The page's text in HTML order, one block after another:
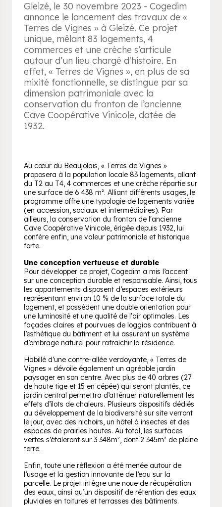
Gleizé, le 30 novembre 2023 - Cogedim
annonce le lancement des travaux de «
Terres de Vignes » à Gleizé. Ce projet
unique, mêlant 83 logements, 4
commerces et une crèche s’articule
autour d’un lieu chargé d'histoire. En
effet, « Terres de Vignes », en plus de sa
mixité fonctionnelle, se distingue par sa
dimension patrimoniale avec la
conservation du fronton de l’ancienne
Cave Coopérative Vinicole, datée de
1932.
Au cœur du Beaujolais, « Terres de Vignes »
proposera à la population locale 83 logements, allant
du T2 au T4, 4 commerces et une crèche répartie sur
une surface de 6 438 m². Alliant différents usages, le
programme offre une typologie de logements variée
(en accession, sociaux et intermédiaires). Par
ailleurs, la conservation du fronton de l'ancienne
Cave Coopérative Vinicole, érigée depuis 1932, lui
confère enfin, une valeur patrimoniale et historique
forte.
Une conception vertueuse et durable
Pour développer ce projet, Cogedim a mis l’accent
sur une conception durable et responsable. Ainsi, tous
les appartements disposent d’espaces extérieurs
représentant environ 10 % de la surface totale du
logement, et possèdent une double orientation pour
une luminosité et une qualité de l'air optimales. Les
façades claires et pourvues de loggias contribuent à
l’esthétique du bâtiment et lui assurent un système
d’ombrage naturel pour rafraîchir la résidence.
Habillé d’une contre-allée verdoyante, « Terres de
Vignes » dévoile également un agréable jardin
paysager en son centre. Avec plus de 40 arbres (27
de haute tige et 15 en cépée) qui seront plantés, ce
jardin central permettra d’atténuer naturellement les
effets d’îlots de chaleurs. Plusieurs dispositifs dédiés
au développement de la biodiversité sur site verront
le jour, avec des nichoirs, un hôtel à insectes et des
espaces de prairies hautes. Au total, les surfaces
vertes s’étaleront sur 3 348m², dont 2 345m² de pleine
terre.
Enfin, toute une réflexion a été menée autour de
l’usage et la gestion innovante de l’eau sur la
parcelle. Le projet intègre une noue de récupération
des eaux, ainsi qu’un dispositif de rétention des eaux
pluviales en toitures et terrasses des bâtiments.